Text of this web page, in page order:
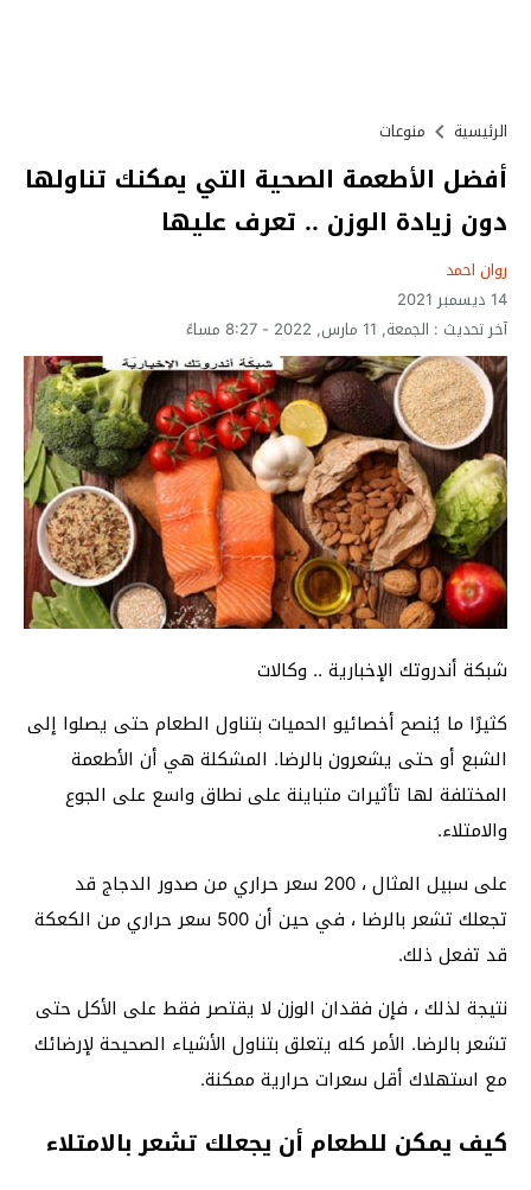
الرئيسية منوعات
أفضل الأطعمة الصحية التي يمكنك تناولها
دون زيادة الوزن .. تعرف عليها
روان احمد
14 ديسمبر 2021
آخر تحديث : الجمعة, 11 مارس, 2022 - 8:27 مساءً
شبكة أندروتك الإخبارية .. وكالات
كثيرًا ما يُنصح أخصائيو الحميات بتناول الطعام حتى يصلوا إلى
الشبع أو حتى يشعرون بالرضا. المشكلة هي أن الأطعمة
المختلفة لها تأثيرات متباينة على نطاق واسع على الجوع
والامتلاء.
على سبيل المثال ، 200 سعر حراري من صدور الدجاج قد
تجعلك تشعر بالرضا ، في حين أن 500 سعر حراري من الكعكة
قد تفعل ذلك.
نتيجة لذلك ، فإن فقدان الوزن لا يقتصر فقط على الأكل حتى
تشعر بالرضا. الأمر كله يتعلق بتناول الأشياء الصحيحة لإرضائك
مع استهلاك أقل سعرات حرارية ممكنة.
كيف يمكن للطعام أن يجعلك تشعر بالامتلاء